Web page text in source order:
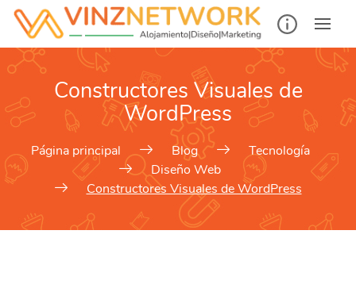
Constructores Visuales de
WordPress
Página principal Blog
Tecnología
Diseño Web
Constructores Visuales de WordPress